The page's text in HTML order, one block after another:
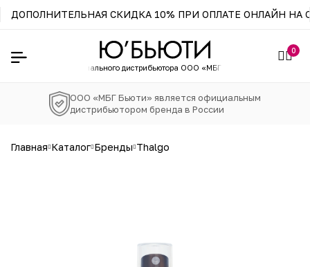
ДОПОЛНИТЕЛЬНАЯ СКИДКА 10% ПРИ ОПЛАТЕ ОНЛАЙН НА
магазин официальногодистрибьютора ООО «МБГ Бьюти»
0
ООО «МБГ Бьюти» является официальным
дистрибьютором бренда в России
главная каталог бренды thalgo